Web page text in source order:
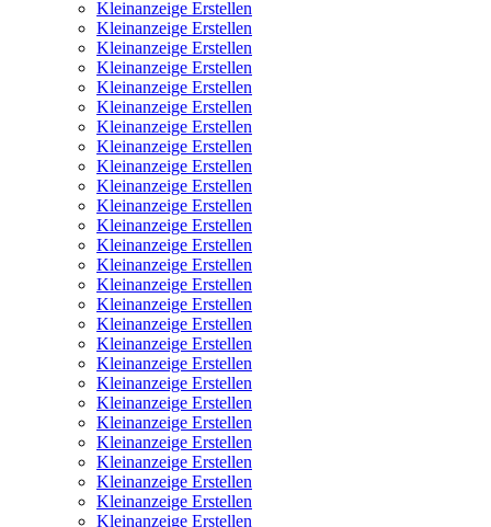
Kleinanzeige Erstellen
Kleinanzeige Erstellen
Kleinanzeige Erstellen
Kleinanzeige Erstellen
Kleinanzeige Erstellen
Kleinanzeige Erstellen
Kleinanzeige Erstellen
Kleinanzeige Erstellen
Kleinanzeige Erstellen
Kleinanzeige Erstellen
Kleinanzeige Erstellen
Kleinanzeige Erstellen
Kleinanzeige Erstellen
Kleinanzeige Erstellen
Kleinanzeige Erstellen
Kleinanzeige Erstellen
Kleinanzeige Erstellen
Kleinanzeige Erstellen
Kleinanzeige Erstellen
Kleinanzeige Erstellen
Kleinanzeige Erstellen
Kleinanzeige Erstellen
Kleinanzeige Erstellen
Kleinanzeige Erstellen
Kleinanzeige Erstellen
Kleinanzeige Erstellen
Kleinanzeige Erstellen